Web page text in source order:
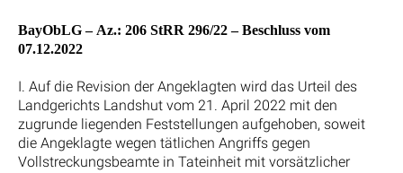
BayObLG – Az.: 206 StRR 296/22 – Beschluss vom
07.12.2022
I. Auf die Revision der Angeklagten wird das Urteil des
Landgerichts Landshut vom 21. April 2022 mit den
zugrunde liegenden Feststellungen aufgehoben, soweit
die Angeklagte wegen tätlichen Angriffs gegen
Vollstreckungsbeamte in Tateinheit mit vorsätzlicher